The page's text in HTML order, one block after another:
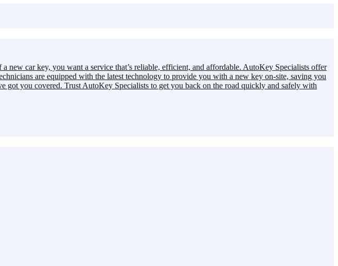
car key, you want a service that’s reliable, efficient, and affordable. AutoKey Specialists offer
are equipped with the latest technology to provide you with a new key on-site, saving you
got you covered. Trust AutoKey Specialists to get you back on the road quickly and safely with